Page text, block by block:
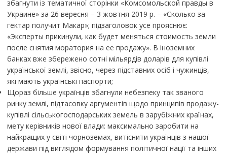
збагнути із тематичної сторінки «Комсомольской правды в
Украине» за 26 вересня – 3 жовтня 2019 р. – «Сколько за
гектар получит Макар»; підзаголовок усе прояснює:
«Эксперты прикинули, как будет меняться стоимость земли
после снятия моратория на ее продажу». В іноземних
банках вже збережено сотні мільярдів доларів для купівлі
української землі, звісно, через підставних осіб і чужинців,
які мають українські паспорти;
Щораз більше українців збагнули небезпеку так званого
ринку землі, підтасовку аргументів щодо принципів продажу-
купівлі сільськогосподарських земель в зарубіжних країнах,
мету керівників нової влади: максимально заробити на
найкращих у світі чорноземах, витіснити українців з нашої
держави під виглядом формування політичної нації та інших